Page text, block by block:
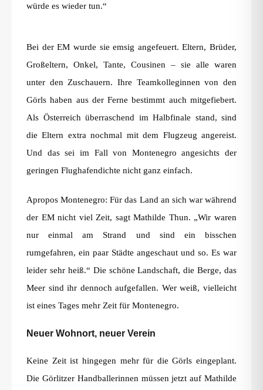
würde es wieder tun.“
Bei der EM wurde sie emsig angefeuert. Eltern, Brüder,
Großeltern, Onkel, Tante, Cousinen – sie alle waren
unter den Zuschauern. Ihre Teamkolleginnen von den
Görls haben aus der Ferne bestimmt auch mitgefiebert.
Als Österreich überraschend im Halbfinale stand, sind
die Eltern extra nochmal mit dem Flugzeug angereist.
Und das sei im Fall von Montenegro angesichts der
geringen Flughafendichte nicht ganz einfach.
Apropos Montenegro: Für das Land an sich war während
der EM nicht viel Zeit, sagt Mathilde Thun. „Wir waren
nur einmal am Strand und sind ein bisschen
rumgefahren, ein paar Städte angeschaut und so. Es war
leider sehr heiß.“ Die schöne Landschaft, die Berge, das
Meer sind ihr dennoch aufgefallen. Wer weiß, vielleicht
ist eines Tages mehr Zeit für Montenegro.
Neuer Wohnort, neuer Verein
Keine Zeit ist hingegen mehr für die Görls eingeplant.
Die Görlitzer Handballerinnen müssen jetzt auf Mathilde